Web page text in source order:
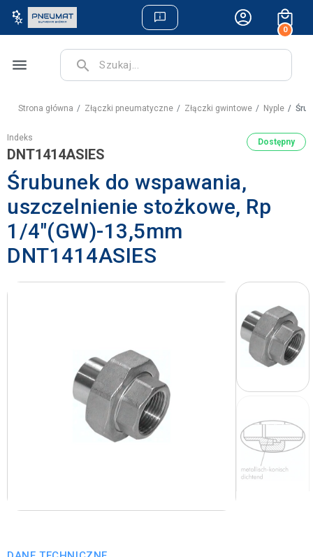
0
menu search
Strona główna Złączki pneumatyczne Złączki gwintowe Nyple
Indeks
DNT1414ASIES
Dostępny
Śrubunek do wspawania,
uszczelnienie stożkowe, Rp
1/4"(GW)-13,5mm
DNT1414ASIES